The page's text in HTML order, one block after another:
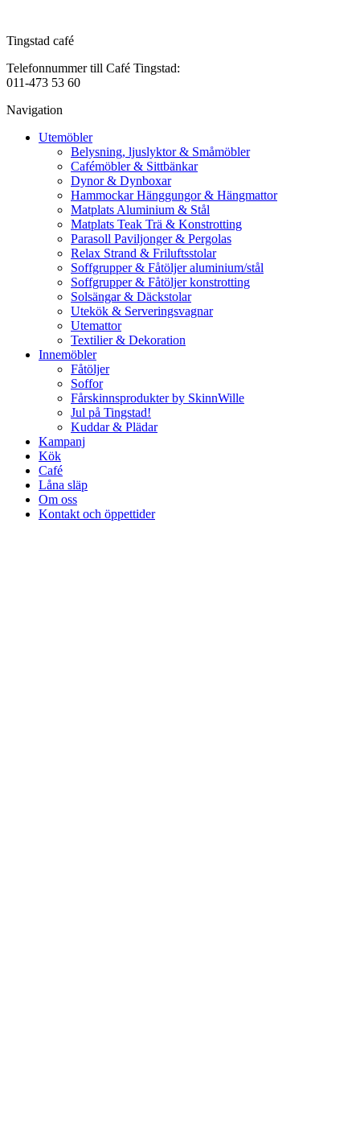
Tingstad café
Telefonnummer till Café Tingstad:
011-473 53 60
Navigation
Utemöbler
Belysning, ljuslyktor & Småmöbler
Cafémöbler & Sittbänkar
Dynor & Dynboxar
Hammockar Hänggungor & Hängmattor
Matplats Aluminium & Stål
Matplats Teak Trä & Konstrotting
Parasoll Paviljonger & Pergolas
Relax Strand & Friluftsstolar
Soffgrupper & Fåtöljer aluminium/stål
Soffgrupper & Fåtöljer konstrotting
Solsängar & Däckstolar
Utekök & Serveringsvagnar
Utemattor
Textilier & Dekoration
Innemöbler
Fåtöljer
Soffor
Fårskinnsprodukter by SkinnWille
Jul på Tingstad!
Kuddar & Plädar
Kampanj
Kök
Café
Låna släp
Om oss
Kontakt och öppettider